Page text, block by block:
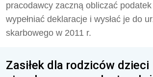
pracodawcy zaczną obliczać
wypełniać deklaracje i wysłać je do
skarbowego w 2011 r.
Zasiłek dla rodziców dzieci